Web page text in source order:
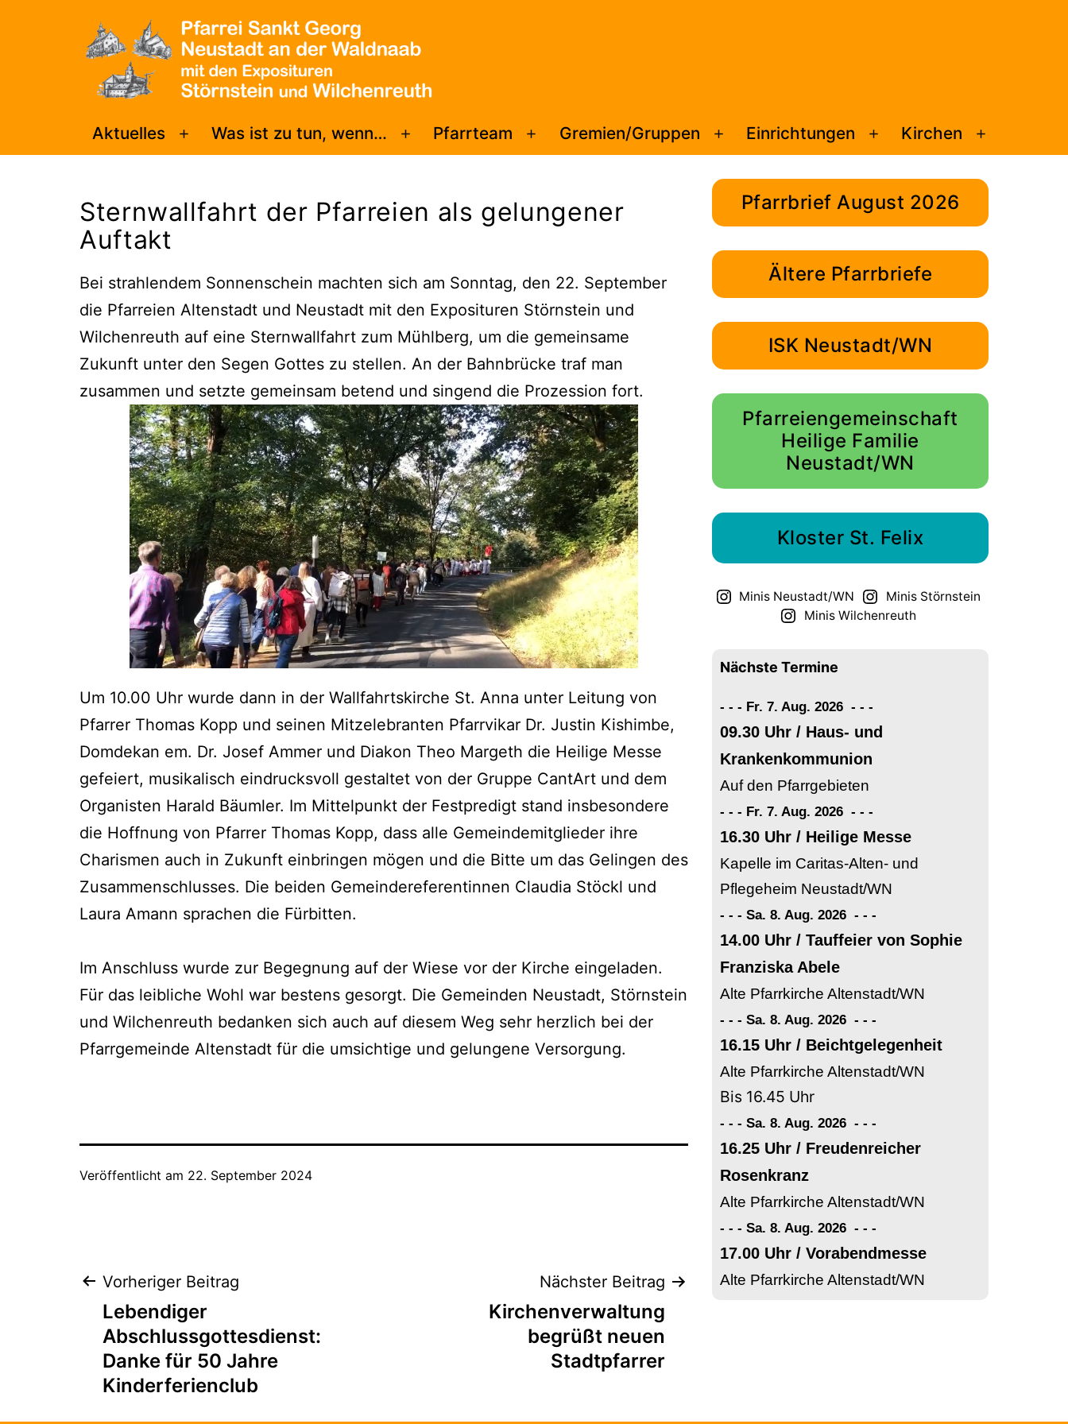
Pfarrei
Sankt
Neustadt/WN
Aktuelles
Menü
Was ist zu tun, wenn…
Menü
Pfarrteam
Menü
Gremien/Gruppen
Menü
Einrichtungen
Menü
Kirchen
Menü
Sternwallfahrt der Pfarreien als gelungener
Auftakt
Bei strahlendem Sonnenschein machten sich am Sonntag, den 22. September
die Pfarreien Altenstadt und Neustadt mit den Exposituren Störnstein und
Wilchenreuth auf eine Sternwallfahrt zum Mühlberg, um die gemeinsame
Zukunft unter den Segen Gottes zu stellen. An der Bahnbrücke traf man
zusammen und setzte gemeinsam betend und singend die Prozession fort.
Um 10.00 Uhr wurde dann in der Wallfahrtskirche St. Anna unter Leitung von
Pfarrer Thomas Kopp und seinen Mitzelebranten Pfarrvikar Dr. Justin Kishimbe,
Domdekan em. Dr. Josef Ammer und Diakon Theo Margeth die Heilige Messe
gefeiert, musikalisch eindrucksvoll gestaltet von der Gruppe CantArt und dem
Organisten Harald Bäumler. Im Mittelpunkt der Festpredigt stand insbesondere
die Hoffnung von Pfarrer Thomas Kopp, dass alle Gemeindemitglieder ihre
Charismen auch in Zukunft einbringen mögen und die Bitte um das Gelingen des
Zusammenschlusses. Die beiden Gemeindereferentinnen Claudia Stöckl und
Laura Amann sprachen die Fürbitten.
Im Anschluss wurde zur Begegnung auf der Wiese vor der Kirche eingeladen.
Für das leibliche Wohl war bestens gesorgt. Die Gemeinden Neustadt, Störnstein
und Wilchenreuth bedanken sich auch auf diesem Weg sehr herzlich bei der
Pfarrgemeinde Altenstadt für die umsichtige und gelungene Versorgung.
Veröffentlicht am 22. September 2024
Beitragsnavigation
Vorheriger Beitrag
Lebendiger
Abschlussgottesdienst:
Danke für 50 Jahre
Kinderferienclub
Nächster Beitrag
Kirchenverwaltung
begrüßt neuen
Stadtpfarrer
Pfarrbrief August 2026
Ältere Pfarrbriefe
ISK Neustadt/WN
Pfarreiengemeinschaft
Heilige Familie
Neustadt/WN
Kloster St. Felix
Minis Neustadt/WN
Minis Störnstein
Minis Wilchenreuth
Nächste Termine
- - - Fr. 7. Aug. 2026 - --
09.30 Uhr / Haus- und
Krankenkommunion
Auf den Pfarrgebieten
- - - Fr. 7. Aug. 2026 - --
16.30 Uhr / Heilige Messe
Kapelle im Caritas-Alten- und
Pflegeheim Neustadt/WN
- - - Sa. 8. Aug. 2026 - --
14.00 Uhr / Tauffeier von Sophie
Franziska Abele
Alte Pfarrkirche Altenstadt/WN
- - - Sa. 8. Aug. 2026 - --
16.15 Uhr / Beichtgelegenheit
Alte Pfarrkirche Altenstadt/WN
Bis 16.45 Uhr
- - - Sa. 8. Aug. 2026 - --
16.25 Uhr / Freudenreicher
Rosenkranz
Alte Pfarrkirche Altenstadt/WN
- - - Sa. 8. Aug. 2026 - --
17.00 Uhr / Vorabendmesse
Alte Pfarrkirche Altenstadt/WN